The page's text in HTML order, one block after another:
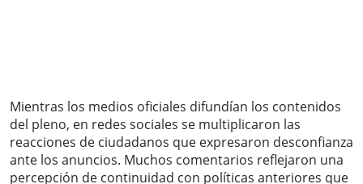
Mientras los medios oficiales difundían los contenidos
del pleno, en redes sociales se multiplicaron las
reacciones de ciudadanos que expresaron desconfianza
ante los anuncios. Muchos comentarios reflejaron una
percepción de continuidad con políticas anteriores que